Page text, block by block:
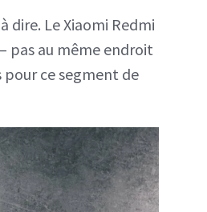
dire. Le Xiaomi Redmi
pas au même endroit
ce segment de